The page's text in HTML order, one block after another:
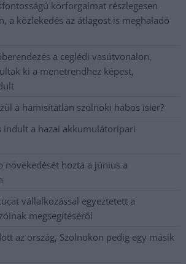
körforgalmat részlegesen
a közlekedés az átlagost is meghaladó
a ceglédi vasútvonalon,
ki a menetrendhez képest,
a hamisítatlan szolnoki habos isler?
indult a hazai akkumulátoripari
növekedését hozta a június a
vállalkozással egyeztetett a
megsegítéséről
az ország, Szolnokon pedig egy másik